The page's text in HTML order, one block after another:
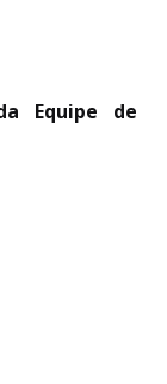
Equipe de